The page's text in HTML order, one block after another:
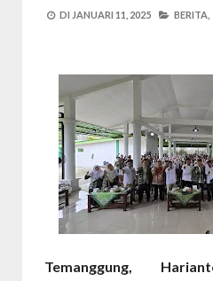
DI JANUARI 11, 2025 BERITA,
Temanggung,